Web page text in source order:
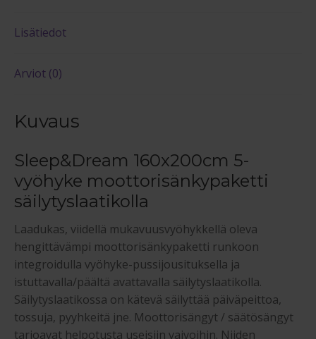
Lisätiedot
Arviot (0)
Kuvaus
Sleep&Dream 160x200cm 5-
vyöhyke moottorisänkypaketti
säilytyslaatikolla
Laadukas, viidellä mukavuusvyöhykkellä oleva
hengittävämpi moottorisänkypaketti runkoon
integroidulla vyöhyke-pussijousituksella ja
istuttavalla/päältä avattavalla säilytyslaatikolla.
Säilytyslaatikossa on kätevä säilyttää päiväpeittoa,
tossuja, pyyhkeitä jne. Moottorisängyt / säätösängyt
tarjoavat helpotusta useisiin vaivoihin. Niiden